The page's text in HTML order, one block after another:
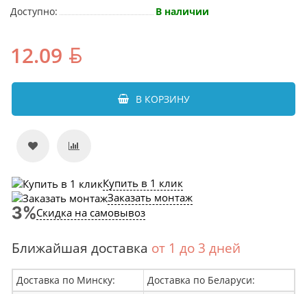
Доступно:
В наличии
12.09
В КОРЗИНУ
Купить в 1 клик
Заказать монтаж
Скидка на самовывоз
Ближайшая доставка от 1 до 3 дней
Доставка по Минску:
Доставка по Беларуси: